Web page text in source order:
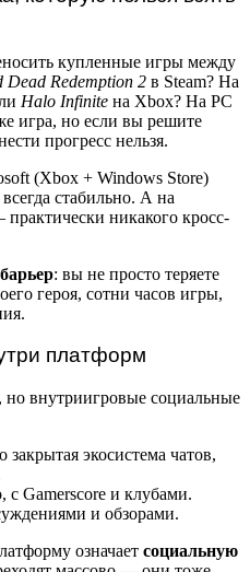
купленные игры между
Dead Redemption 2 в Steam? На
Halo Infinite на Xbox? На PC
игра, но если вы решите
прогресс нельзя.
(Xbox + Windows Store)
стабильно. А на
никакого кросс-
: вы не просто теряете
героя, сотни часов игры,
платформ
но внутриигровые социальные
экосистема чатов,
Gamerscore и клубами.
и обзорами.
означает социальную